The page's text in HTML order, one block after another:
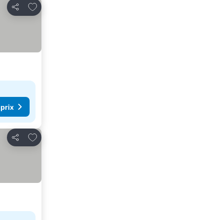
Partager
Ajouter à mes favoris
Partager
Ajouter à mes favoris